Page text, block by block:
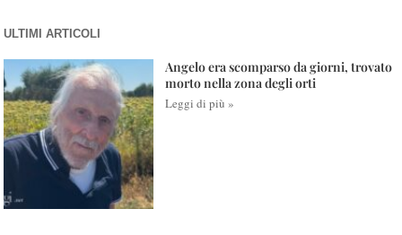
ULTIMI ARTICOLI
Angelo era scomparso da giorni, trovato
morto nella zona degli orti
Leggi di più »